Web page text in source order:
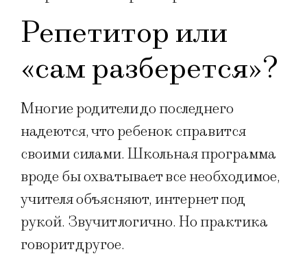
Репетитор или
«сам разберется»?
Многие родители до последнего
надеются, что ребенок справится
своими силами. Школьная программа
вроде бы охватывает всe необходимое,
учителя объясняют, интернет под
рукой. Звучит логично. Но практика
говорит другое.